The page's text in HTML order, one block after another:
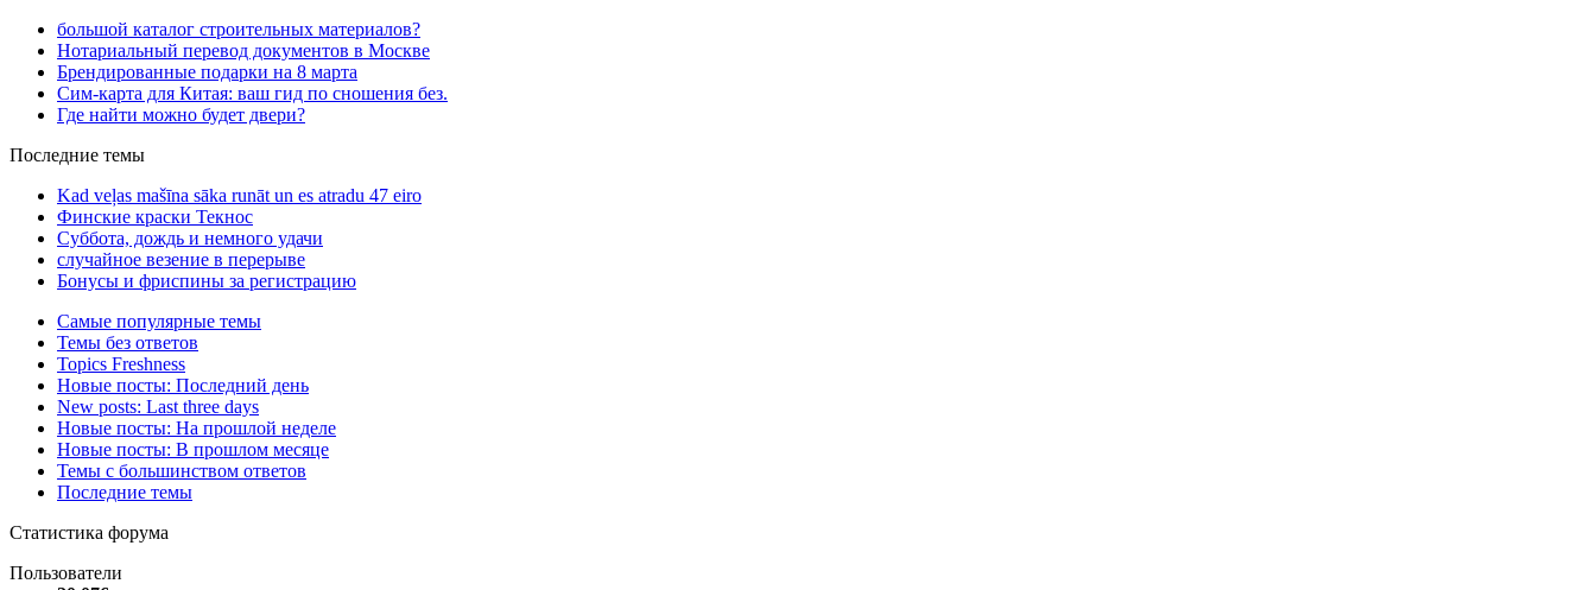
большой каталог строительных материалов?
Нотариальный перевод документов в Москве
Брендированные подарки на 8 марта
Сим-карта для Китая: ваш гид по сношения без.
Где найти можно будет двери?
Последние темы
Kad veļas mašīna sāka runāt un es atradu 47 eiro
Финские краски Текнос
Суббота, дождь и немного удачи
случайное везение в перерыве
Бонусы и фриспины за регистрацию
Самые популярные темы
Темы без ответов
Topics Freshness
Новые посты: Последний день
New posts: Last three days
Новые посты: На прошлой неделе
Новые посты: В прошлом месяце
Темы с большинством ответов
Последние темы
Статистика форума
Пользователи